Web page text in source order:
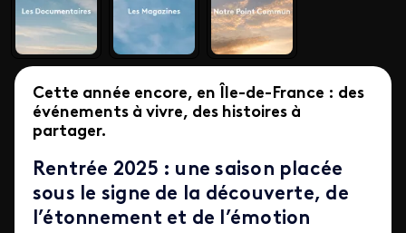
Cette année encore, en Île-de-France : des
événements à vivre, des histoires à
partager.
Rentrée 2025 : une saison placée
sous le signe de la découverte, de
l’étonnement et de l’émotion